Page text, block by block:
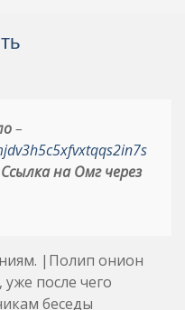
–
Ссылка на Омг через
|Полип онион
после чего
беседы